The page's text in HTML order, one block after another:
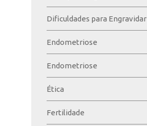
Dificuldades para Engravidar
Endometriose
Endometriose
Ética
Fertilidade